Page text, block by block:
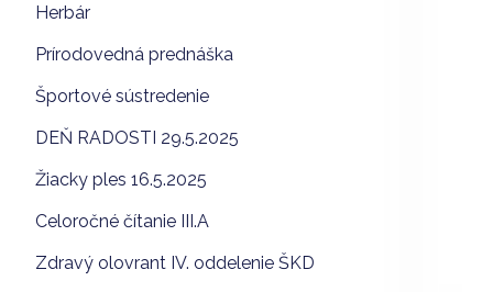
Herbár
Prírodovedná prednáška
Športové sústredenie
DEŇ RADOSTI 29.5.2025
Žiacky ples 16.5.2025
Celoročné čítanie III.A
Zdravý olovrant IV. oddelenie ŠKD